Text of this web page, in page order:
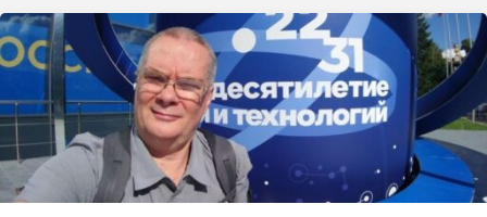
создали
новый
сплав
для
хранилищ